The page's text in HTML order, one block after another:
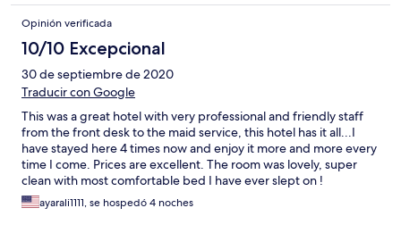
Opinión verificada
10/10 Excepcional
30 de septiembre de 2020
Traducir con Google
This was a great hotel with very professional and friendly staff
from the front desk to the maid service, this hotel has it all...I
have stayed here 4 times now and enjoy it more and more every
time I come. Prices are excellent. The room was lovely, super
clean with most comfortable bed I have ever slept on !
bathroom amenities and Amazing shower. The staff make the
experience by being super helpful, they speak very good
ayarali1111, se hospedó 4 noches